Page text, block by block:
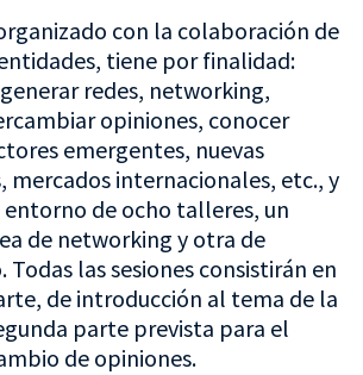
con la colaboración de
tiene por finalidad:
redes, networking,
opiniones, conocer
emergentes, nuevas
mercados internacionales, etc., y
de ocho talleres, un
de networking y otra de
Todas las sesiones consistirán en
de introducción al tema de la
parte prevista para el
de opiniones.